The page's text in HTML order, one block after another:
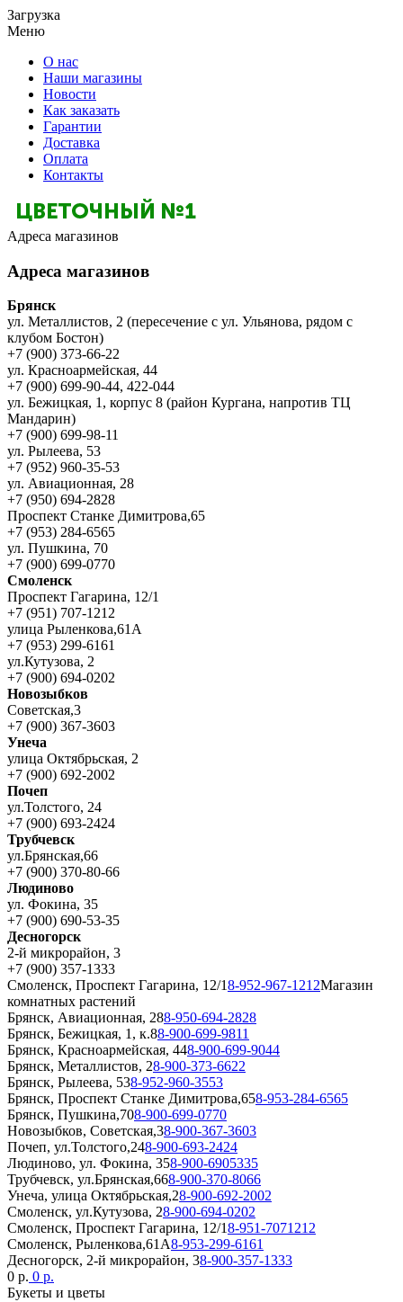
Загрузка
Меню
О нас
Наши магазины
Новости
Как заказать
Гарантии
Доставка
Оплата
Контакты
Адреса магазинов
Адреса магазинов
Брянск
ул. Металлистов, 2 (пересечение с ул. Ульянова, рядом с
клубом Бостон)
+7 (900) 373-66-22
ул. Красноармейская, 44
+7 (900) 699-90-44, 422-044
ул. Бежицкая, 1, корпус 8 (район Кургана, напротив ТЦ
Мандарин)
+7 (900) 699-98-11
ул. Рылеева, 53
+7 (952) 960-35-53
ул. Авиационная, 28
+7 (950) 694-2828
Проспект Станке Димитрова,65
+7 (953) 284-6565
ул. Пушкина, 70
+7 (900) 699-0770
Смоленск
Проспект Гагарина, 12/1
+7 (951) 707-1212
улица Рыленкова,61А
+7 (953) 299-6161
ул.Кутузова, 2
+7 (900) 694-0202
Новозыбков
Советская,3
+7 (900) 367-3603
Унеча
улица Октябрьская, 2
+7 (900) 692-2002
Почеп
ул.Толстого, 24
+7 (900) 693-2424
Трубчевск
ул.Брянская,66
+7 (900) 370-80-66
Людиново
ул. Фокина, 35
+7 (900) 690-53-35
Десногорск
2-й микрорайон, 3
+7 (900) 357-1333
Смоленск, Проспект Гагарина, 12/18-952-967-1212Магазин
комнатных растений
Брянск, Авиационная, 288-950-694-2828
Брянск, Бежицкая, 1, к.88-900-699-9811
Брянск, Красноармейская, 448-900-699-9044
Брянск, Металлистов, 28-900-373-6622
Брянск, Рылеева, 538-952-960-3553
Брянск, Проспект Станке Димитрова,658-953-284-6565
Брянск, Пушкина,708-900-699-0770
Новозыбков, Советская,38-900-367-3603
Почеп, ул.Толстого,248-900-693-2424
Людиново, ул. Фокина, 358-900-6905335
Трубчевск, ул.Брянская,668-900-370-8066
Унеча, улица Октябрьская,28-900-692-2002
Смоленск, ул.Кутузова, 28-900-694-0202
Смоленск, Проспект Гагарина, 12/18-951-7071212
Смоленск, Рыленкова,61А8-953-299-6161
Десногорск, 2-й микрорайон, 38-900-357-1333
0 р. 0 р.
Букеты и цветы